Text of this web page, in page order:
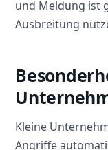
und Meldung ist
Ausbreitung
Kleine
Angriffe